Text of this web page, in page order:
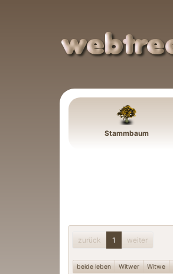
Stammbaum
zurück 1 weiter
beide leben Witwer Witwe